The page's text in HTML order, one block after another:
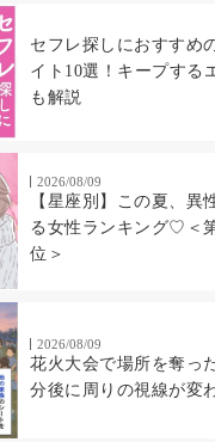
セフレ探しにおすすめ
イト10選！キープする
も解説
2026/08/09
【星座別】この夏、異
る女性ランキング♡＜
位＞
2026/08/09
花火大会で場所を奪っ
分後に周りの視線が変